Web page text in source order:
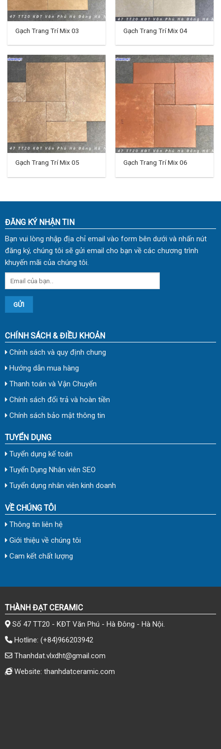
Gạch Trang Trí Mix 03 Gạch Trang Trí Mix 04
Gạch Trang Trí Mix 05 Gạch Trang Trí Mix 06
ĐĂNG KÝ NHẬN TIN
Bạn vui lòng nhập địa chỉ email vào form bên dưới và nhấn nút
đăng ký, chúng tôi sẽ gửi email cho bạn về các chương trình
khuyến mãi của chúng tôi.
CHÍNH SÁCH & ĐIỀU KHOẢN
Chính sách và quy định chung
Hướng dẫn mua hàng
Thanh toán và Vận Chuyển
Chính sách đổi trả và hoàn tiền
Chính sách bảo mật thông tin
TUYỂN DỤNG
Tuyển dụng kế toán
Tuyển Dụng Nhân viên SEO
Tuyển dụng nhân viên kinh doanh
VỀ CHÚNG TÔI
Thông tin liên hệ
Giới thiệu về chúng tôi
Cam kết chất lượng
THÀNH ĐẠT CERAMIC
Số 47 TT20 - KĐT Văn Phú - Hà Đông - Hà Nội.
Hotline: (+84)966203942
Thanhdat.vlxdht@gmail.com
Website: thanhdatceramic.com